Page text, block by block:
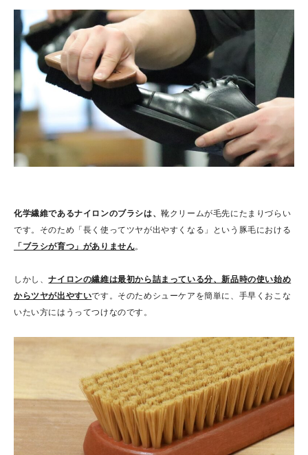
化学繊維であるナイロンのブラシは、靴クリームが毛先にたまりづらい
です。そのため「長く使ってツヤが出やすくなる」という豚毛における
「ブラシが育つ」がありません。
しかし、ナイロンの繊維は最初から詰まっている分、新品時の使い始め
からツヤが出やすいです。そのためシューケアを簡単に、手早くおこな
いたい方にはうってつけなのです。